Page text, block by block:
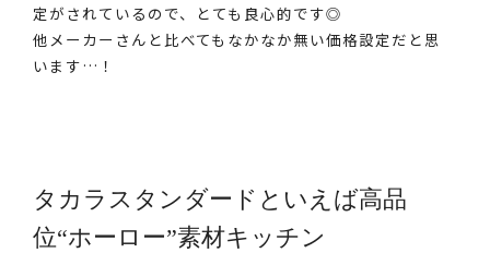
定がされているので、とても良心的です◎
他メーカーさんと比べてもなかなか無い価格設定だと思
います…！
タカラスタンダードといえば高品
位“ホーロー”素材キッチン